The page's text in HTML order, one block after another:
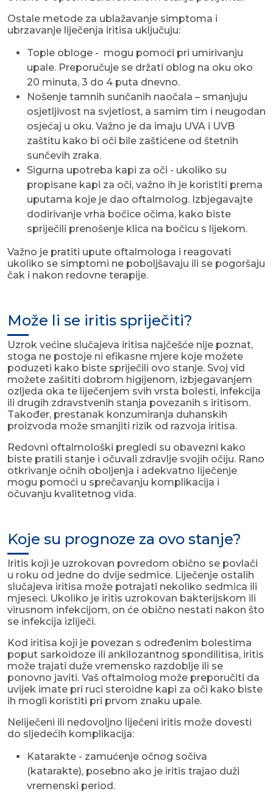
Ostale metode za ublažavanje simptoma i
ubrzavanje liječenja iritisa uključuju:
Tople obloge - mogu pomoći pri umirivanju
upale. Preporučuje se držati oblog na oku oko
20 minuta, 3 do 4 puta dnevno.
Nošenje tamnih sunčanih naočala – smanjuju
osjetljivost na svjetlost, a samim tim i neugodan
osjećaj u oku. Važno je da imaju UVA i UVB
zaštitu kako bi oči bile zaštićene od štetnih
sunčevih zraka.
Sigurna upotreba kapi za oči - ukoliko su
propisane kapi za oči, važno ih je koristiti prema
uputama koje je dao oftalmolog. Izbjegavajte
dodirivanje vrha bočice očima, kako biste
spriječili prenošenje klica na bočicu s lijekom.
Važno je pratiti upute oftalmologa i reagovati
ukoliko se simptomi ne poboljšavaju ili se pogoršaju
čak i nakon redovne terapije.
Može li se iritis spriječiti?
Uzrok većine slučajeva iritisa najčešće nije poznat,
stoga ne postoje ni efikasne mjere koje možete
poduzeti kako biste spriječili ovo stanje. Svoj vid
možete zašititi dobrom higijenom, izbjegavanjem
ozljeda oka te liječenjem svih vrsta bolesti, infekcija
ili drugih zdravstvenih stanja povezanih s iritisom.
Također, prestanak konzumiranja duhanskih
proizvoda može smanjiti rizik od razvoja iritisa.
Redovni oftalmološki pregledi su obavezni kako
biste pratili stanje i očuvali zdravlje svojih očiju. Rano
otkrivanje očnih oboljenja i adekvatno liječenje
mogu pomoći u sprečavanju komplikacija i
očuvanju kvalitetnog vida.
Koje su prognoze za ovo stanje?
Iritis koji je uzrokovan povredom obično se povlači
u roku od jedne do dvije sedmice. Liječenje ostalih
slučajeva iritisa može potrajati nekoliko sedmica ili
mjeseci. Ukoliko je iritis uzrokovan bakterijskom ili
virusnom infekcijom, on će obično nestati nakon što
se infekcija izliječi.
Kod iritisa koji je povezan s određenim bolestima
poput sarkoidoze ili ankilozantnog spondilitisa, iritis
može trajati duže vremensko razdoblje ili se
ponovno javiti. Vaš oftalmolog može preporučiti da
uvijek imate pri ruci steroidne kapi za oči kako biste
ih mogli koristiti pri prvom znaku upale.
Neliječeni ili nedovoljno liječeni iritis može dovesti
do sljedećih komplikacija:
Katarakte - zamućenje očnog sočiva
(katarakte), posebno ako je iritis trajao duži
vremenski period.